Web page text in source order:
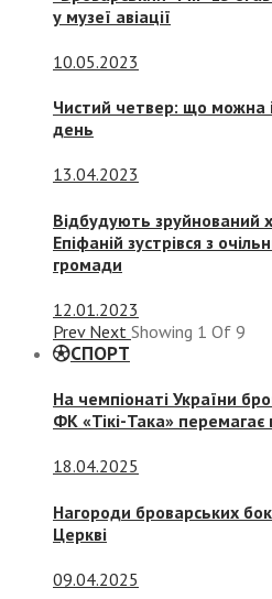
у музеї авіації
10.05.2023
Чистий четвер: що можна
день
13.04.2023
Відбудують зруйнований
Епіфаній зустрівся з
громади
12.01.2023
Prev Next Showing 1 Of 9
СПОРТ
На чемпіонаті України
ФК «Тікі-Така» перемагає
18.04.2025
Нагороди броварських
Церкві
09.04.2025